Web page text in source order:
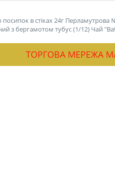
посипок в стіках 24г Перламутрова
з бергамотом тубус (1/12) Чай
ТОРГОВА МЕРЕЖА